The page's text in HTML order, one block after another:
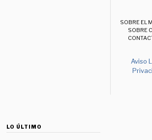
SOBRE EL
SOBRE
Aviso
LO ÚLTIMO